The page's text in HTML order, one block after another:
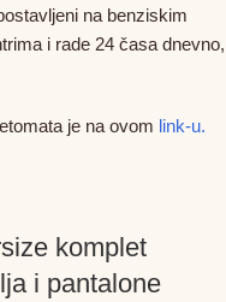
na benziskim
i rade 24 časa dnevno,
je na ovom link-u.
komplet
i pantalone